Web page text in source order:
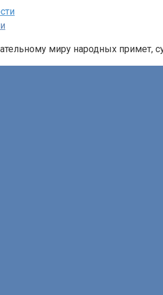
миру народных примет,